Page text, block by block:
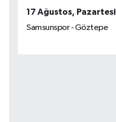
17 Ağustos, Pazartesi
Samsunspor - Göztepe